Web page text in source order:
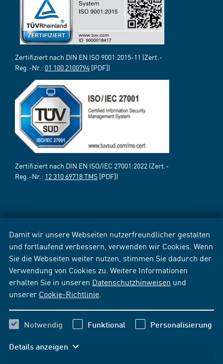
Damit wir unsere Webseiten nutzerfreundlicher gestalten
und fortlaufend verbessern, verwenden wir Cookies. Wenn
Sie die Webseiten weiter nutzen, stimmen Sie dadurch der
Verwendung von Cookies zu. Weitere Informationen
erhalten Sie in unseren Datenschutzhinweisen und
unserer Cookie-Richtlinie
Notwendig Funktional Personalisierung
Details anzeigen
Zertifiziert nach DIN EN ISO 9001:2015-11 (Zert.-
Reg.-Nr.: 01 100 2100794 [PDF])
Zertifiziert nach DIN EN ISO/IEC 27001:2022 (Zert.-
Reg.-Nr.: 12 310 69718 TMS [PDF])